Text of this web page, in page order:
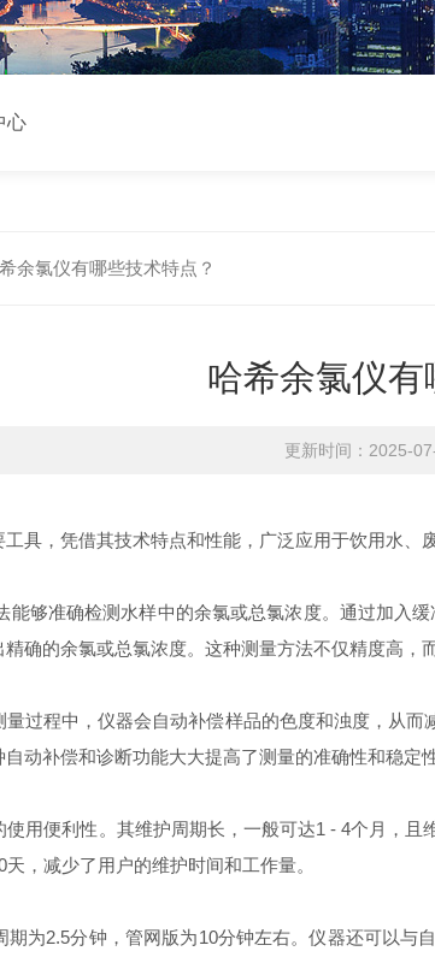
心
余氯仪有哪些技术特点？
哈希余氯仪有
更新时间：2025-
，凭借其技术特点和性能，广泛应用于饮用水、
准确检测水样中的余氯或总氯浓度。通过加入
确的余氯或总氯浓度。这种测量方法不仅精度高，
程中，仪器会自动补偿样品的色度和浊度，从而
动补偿和诊断功能大大提高了测量的准确性和稳定
便利性。其维护周期长，一般可达1 - 4个月，且
，减少了用户的维护时间和工作量。
2.5分钟，管网版为10分钟左右。仪器还可以与